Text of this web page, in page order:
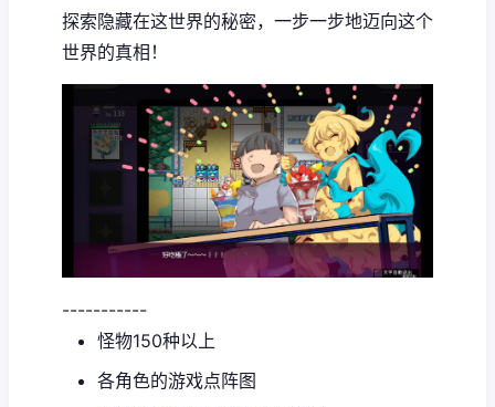
探索隐藏在这世界的秘密，一步一步地迈向这个
世界的真相！
-----------
怪物150种以上
各角色的游戏点阵图